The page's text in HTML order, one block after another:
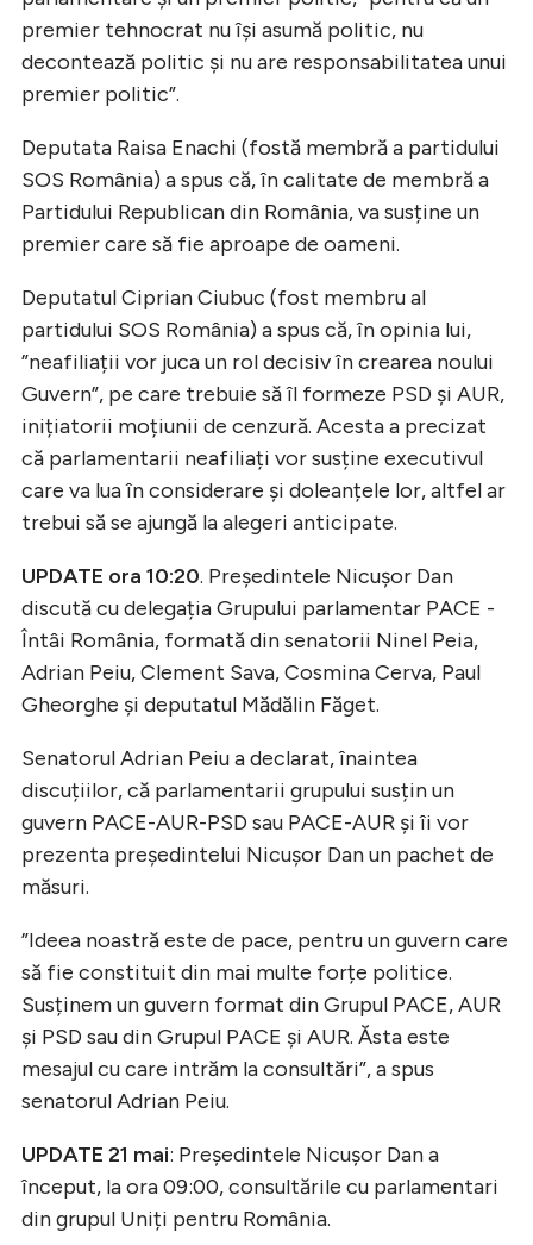
premier tehnocrat nu își asumă politic, nu
decontează politic și nu are responsabilitatea unui
premier politic”.
Deputata Raisa Enachi (fostă membră a partidului
SOS România) a spus că, în calitate de membră a
Partidului Republican din România, va susține un
premier care să fie aproape de oameni.
Deputatul Ciprian Ciubuc (fost membru al
partidului SOS România) a spus că, în opinia lui,
”neafiliații vor juca un rol decisiv în crearea noului
Guvern”, pe care trebuie să îl formeze PSD și AUR,
inițiatorii moțiunii de cenzură. Acesta a precizat
că parlamentarii neafiliați vor susține executivul
care va lua în considerare și doleanțele lor, altfel ar
trebui să se ajungă la alegeri anticipate.
UPDATE ora 10:20. Președintele Nicușor Dan
discută cu delegația Grupului parlamentar PACE -
Întâi România, formată din senatorii Ninel Peia,
Adrian Peiu, Clement Sava, Cosmina Cerva, Paul
Gheorghe și deputatul Mădălin Făget.
Senatorul Adrian Peiu a declarat, înaintea
discuțiilor, că parlamentarii grupului susțin un
guvern PACE-AUR-PSD sau PACE-AUR și îi vor
prezenta președintelui Nicușor Dan un pachet de
măsuri.
”Ideea noastră este de pace, pentru un guvern care
să fie constituit din mai multe forțe politice.
Susținem un guvern format din Grupul PACE, AUR
și PSD sau din Grupul PACE și AUR. Ăsta este
mesajul cu care intrăm la consultări”, a spus
senatorul Adrian Peiu.
UPDATE 21 mai: Președintele Nicușor Dan a
început, la ora 09:00, consultările cu parlamentari
din grupul Uniți pentru România.